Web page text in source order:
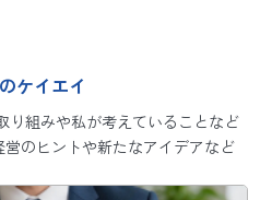
ケイエイ
り組みや私が考えていることなど
のヒントや新たなアイデアなど